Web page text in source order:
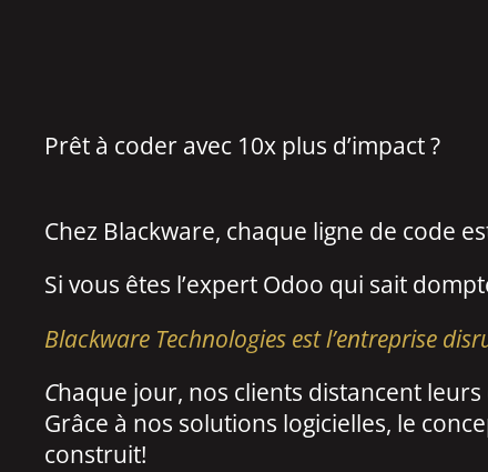
Prêt à coder avec 10x plus d’impact ?
Chez Blackware, chaque ligne de code
Si vous êtes l’expert Odoo qui sait
Blackware Technologies est l’entreprise
Chaque jour, nos clients distancent
Grâce à nos solutions logicielles, le
construit!